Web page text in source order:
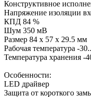
Конструктивное
Напряжение изоляции
КПД 84 %
Шум 350 мВ
Размер 84 x 57 x 29.5 мм
Рабочая температура -
Температура хранения -
Особенности:
LED драйвер
Защита от короткого